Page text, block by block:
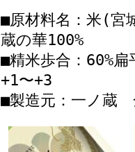
■原材料名：米(
蔵の華100%
■精米歩合：60%
+1〜+3
■製造元：一ノ蔵